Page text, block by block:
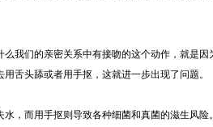
我们的亲密关系中有接吻的这个动作，就是因
舌头舔或者用手抠，这就进一步出现了问题。
，而用手抠则导致各种细菌和真菌的滋生风险。